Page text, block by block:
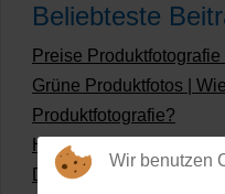
Beliebteste
Preise
Grüne Produktfotos |
Produktfotografie?
Hollow Man Fotografie |
Dateiformate und Bilder
Wir benutzen